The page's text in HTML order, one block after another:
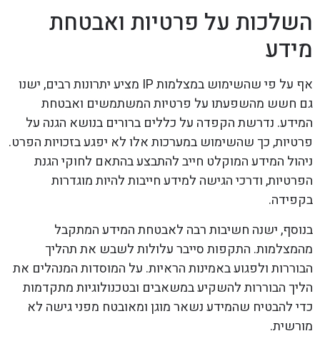
השלכות על פרטיות ואבטחת
מידע
אף על פי שהשימוש במצלמות IP מציע יתרונות רבים, ישנו
גם חשש מהשפעתו על פרטיות המשתמשים ואבטחת
המידע. נדרשת הקפדה על כללים ברורים בנושא הגנה על
פרטיות, כך שהשימוש במערכות אלו לא יפגע בזכויות הפרט.
ניהול המידע המוקלט חייב להתבצע בהתאם לחוקי הגנת
הפרטיות, ודרכי הגישה למידע חייבות להיות מוגדרות
בקפידה.
בנוסף, ישנה חשיבות רבה לאבטחת המידע המתקבל
מהמצלמות. התקפות סייבר עלולות לשבש את תהליך
הבוררות ולפגוע באמינות הראיות. על המוסדות המנהלים את
הליך הבוררות להשקיע במשאבים ובטכנולוגיות מתקדמות
כדי להבטיח שהמידע נשאר מוגן ומאובטח מפני גישה לא
מורשית.